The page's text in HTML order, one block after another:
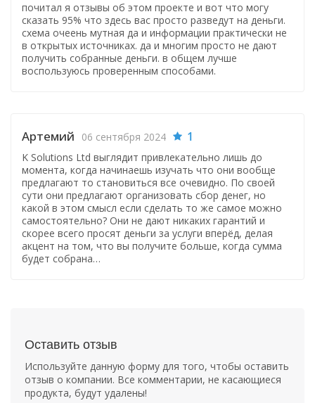
почитал я отзывы об этом проекте и вот что могу
сказать 95% что здесь вас просто разведут на деньги.
схема очеень мутная да и информации практически не
в открытых источниках. да и многим просто не дают
получить собранные деньги. в общем лучше
воспользуюсь проверенным способами.
Артемий 06 сентября 2024 1
K Solutions Ltd выглядит привлекательно лишь до
момента, когда начинаешь изучать что они вообще
предлагают то становиться все очевидно. По своей
сути они предлагают организовать сбор денег, но
какой в этом смысл если сделать то же самое можно
самостоятельно? Они не дают никаких гарантий и
скорее всего просят деньги за услуги вперёд, делая
акцент на том, что вы получите больше, когда сумма
будет собрана…
Оставить отзыв
Используйте данную форму для того, чтобы оставить
отзыв о компании. Все комментарии, не касающиеся
продукта, будут удалены!